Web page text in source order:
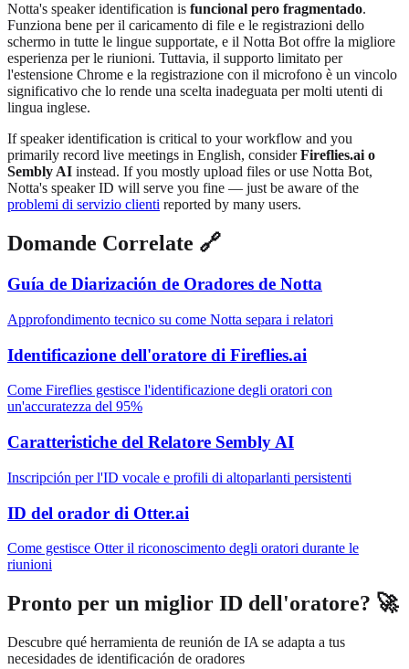
Notta's speaker identification is funcional pero fragmentado.
Funziona bene per il caricamento di file e le registrazioni dello
schermo in tutte le lingue supportate, e il Notta Bot offre la migliore
esperienza per le riunioni. Tuttavia, il supporto limitato per
l'estensione Chrome e la registrazione con il microfono è un vincolo
significativo che lo rende una scelta inadeguata per molti utenti di
lingua inglese.
If speaker identification is critical to your workflow and you
primarily record live meetings in English, considerFireflies.ai o
Sembly AI instead. If you mostly upload files or use Notta Bot,
Notta's speaker ID will serve you fine — just be aware of the
problemi di servizio clienti reported by many users.
Domande Correlate 🔗
Guía de Diarización de Oradores de Notta
Approfondimento tecnico su come Notta separa i relatori
Identificazione dell'oratore di Fireflies.ai
Come Fireflies gestisce l'identificazione degli oratori con
un'accuratezza del 95%
Caratteristiche del Relatore Sembly AI
Inscripción per l'ID vocale e profili di altoparlanti persistenti
ID del orador di Otter.ai
Come gestisce Otter il riconoscimento degli oratori durante le
riunioni
Pronto per un miglior ID dell'oratore? 🚀
Descubre qué herramienta de reunión de IA se adapta a tus
necesidades de identificación de oradores